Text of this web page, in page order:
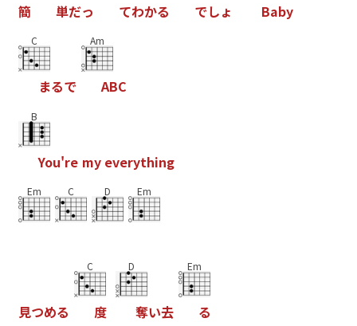
簡 単だっ てわかる でしょ Baby
C
まるで
Am
ABC
B
You're my everything
Em C D Em
見つめる
C
度
D
奪い去
Em
る